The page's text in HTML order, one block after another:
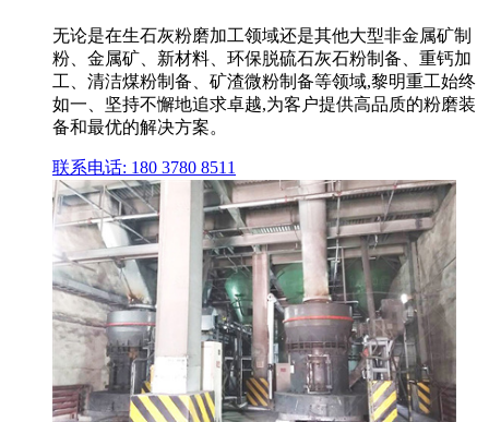
无论是在生石灰粉磨加工领域还是其他大型非金属矿制
粉、金属矿、新材料、环保脱硫石灰石粉制备、重钙加
工、清洁煤粉制备、矿渣微粉制备等领域,黎明重工始终
如一、坚持不懈地追求卓越,为客户提供高品质的粉磨装
备和最优的解决方案。
联系电话: 180 3780 8511